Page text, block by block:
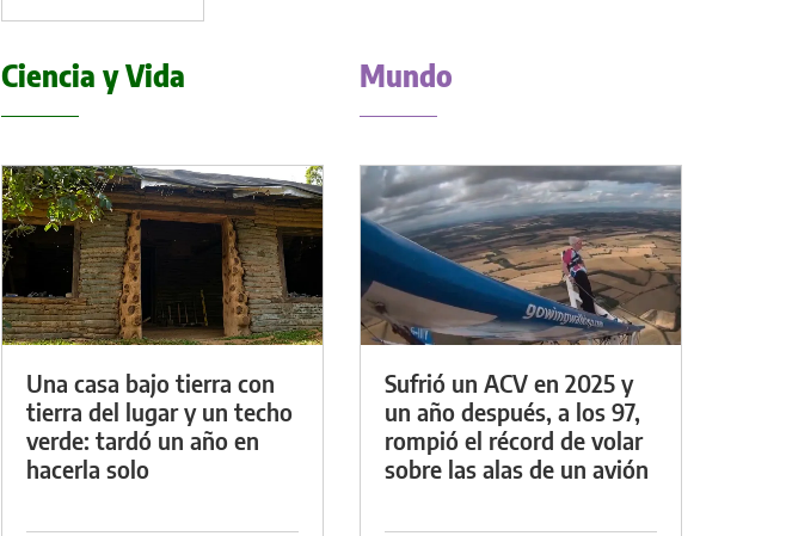
Ciencia y Vida
Una casa bajo tierra con
tierra del lugar y un techo
verde: tardó un año en
hacerla solo
Mundo
Sufrió un ACV en 2025 y
un año después, a los 97,
rompió el récord de volar
sobre las alas de un avión